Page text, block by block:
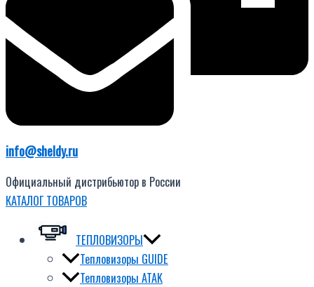
info@sheldy.ru
Официальный дистрибьютор в России
КАТАЛОГ ТОВАРОВ
ТЕПЛОВИЗОРЫ
Тепловизоры GUIDE
Тепловизоры ATAK